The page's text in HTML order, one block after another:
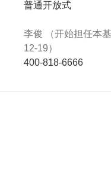
普通开放式
李俊 （开始担任本
12-19）
400-818-6666